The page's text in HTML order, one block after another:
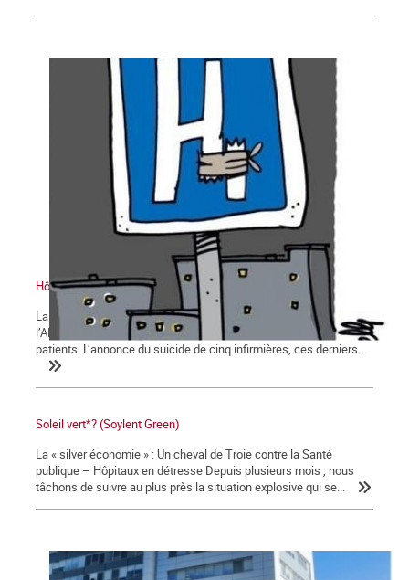
Hôpitaux : de la tension à la rupture
La furie « réformatrice » du gouvernement et de sa direction de
l’AP-HP détruit la vie des personnels, des médecins et des
patients. L’annonce du suicide de cinq infirmières, ces derniers...
Soleil vert*? (Soylent Green)
La « silver économie » : Un cheval de Troie contre la Santé
publique – Hôpitaux en détresse Depuis plusieurs mois , nous
tâchons de suivre au plus près la situation explosive qui se...